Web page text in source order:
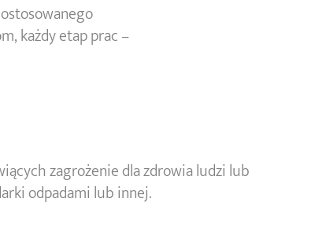
każdy etap prac –
zagrożenie dla zdrowia ludzi lub
odpadami lub innej.